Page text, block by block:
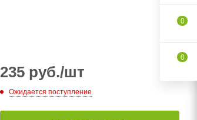
235 руб./шт
Ожидается поступление
0
0